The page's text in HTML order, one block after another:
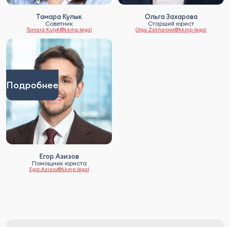
Тамара Кулык
Советник
Tamara.Kulyk@kkmp.legal
Ольга Захарова
Старший юрист
Olga.Zakharova@kkmp.legal
Подробнее
Егор Азизов
Помощник юриста
Egor.Azizov@kkmp.legal